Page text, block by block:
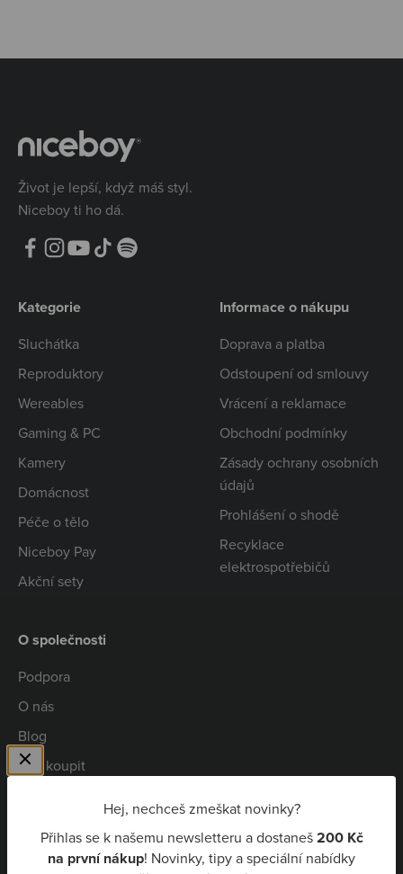
Hej, nechceš zmeškat novinky?
Přihlas se k našemu newsletteru a dostaneš200 Kč
na první nákup! Novinky, tipy a speciální nabídky
Život je lepší, když máš styl.
Niceboy ti ho dá.
Kategorie
Sluchátka
Reproduktory
Wereables
Gaming & PC
Kamery
Domácnost
Péče o tělo
Niceboy Pay
Akční sety
Informace o nákupu
Doprava a platba
Odstoupení od smlouvy
Vrácení a reklamace
Obchodní podmínky
Zásady ochrany osobních
údajů
Prohlášení o shodě
Recyklace
elektrospotřebičů
O společnosti
Podpora
O nás
Blog
Kde koupit
Niceboy Pay